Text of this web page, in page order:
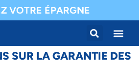
VOTRE ÉPARGNE
SUR LA GARANTIE DES